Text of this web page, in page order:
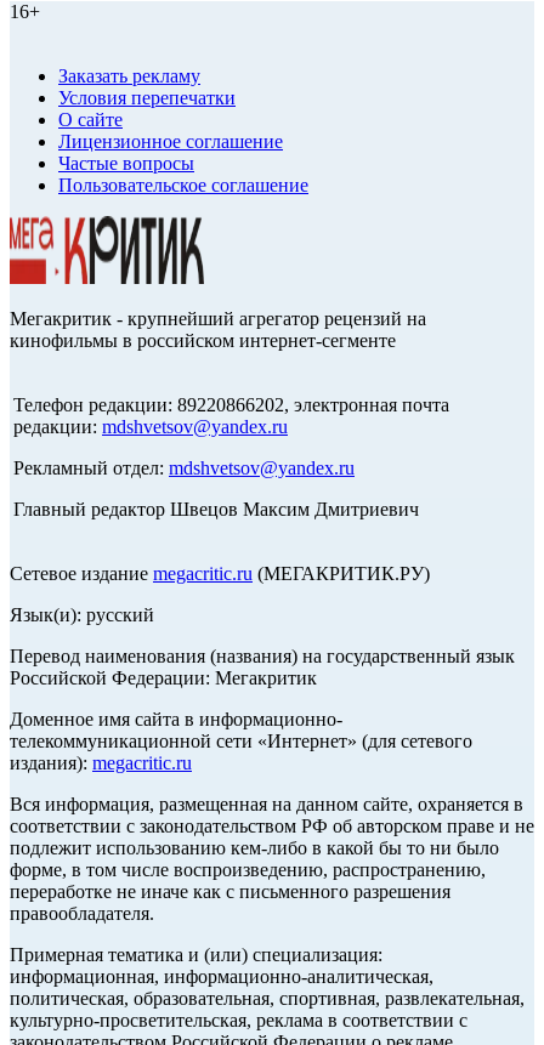
16+
Заказать рекламу
Условия перепечатки
О сайте
Лицензионное соглашение
Частые вопросы
Пользовательское соглашение
Мегакритик - крупнейший агрегатор рецензий на
кинофильмы в российском интернет-сегменте
Телефон редакции: 89220866202, электронная почта
редакции: mdshvetsov@yandex.ru
Рекламный отдел: mdshvetsov@yandex.ru
Главный редактор Швецов Максим Дмитриевич
Сетевое издание megacritic.ru (МЕГАКРИТИК.РУ)
Язык(и): русский
Перевод наименования (названия) на государственный язык
Российской Федерации: Мегакритик
Доменное имя сайта в информационно-
телекоммуникационной сети «Интернет» (для сетевого
издания): megacritic.ru
Вся информация, размещенная на данном сайте, охраняется в
соответствии с законодательством РФ об авторском праве и не
подлежит использованию кем-либо в какой бы то ни было
форме, в том числе воспроизведению, распространению,
переработке не иначе как с письменного разрешения
правообладателя.
Примерная тематика и (или) специализация:
информационная, информационно-аналитическая,
политическая, образовательная, спортивная, развлекательная,
культурно-просветительская, реклама в соответствии с